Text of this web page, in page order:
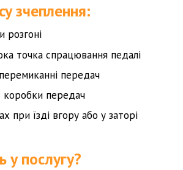
зчеплення:
розгоні
точка спрацювання педалі
передач
коробки передач
при їзді вгору або у заторі
послугу?